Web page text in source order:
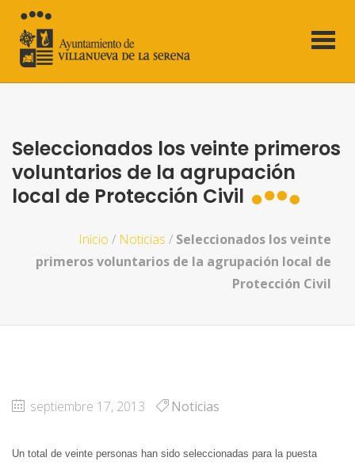
Seleccionados los veinte primeros
voluntarios de la agrupación
local de Protección Civil
Inicio / Noticias / Seleccionados los veinte
primeros voluntarios de la agrupación local de
Protección Civil
septiembre 17, 2013 Noticias
Un total de veinte personas han sido seleccionadas para la puesta